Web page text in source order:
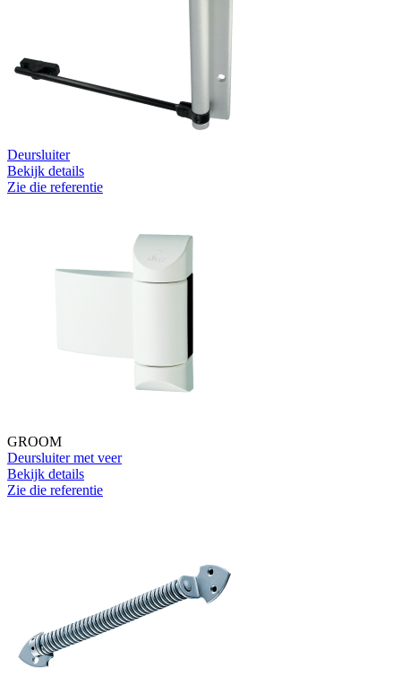
Deursluiter
Bekijk details
Zie die referentie
GROOM
Deursluiter met veer
Bekijk details
Zie die referentie